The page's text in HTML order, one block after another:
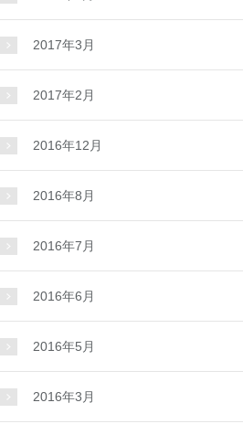
2017年3月
2017年2月
2016年12月
2016年8月
2016年7月
2016年6月
2016年5月
2016年3月